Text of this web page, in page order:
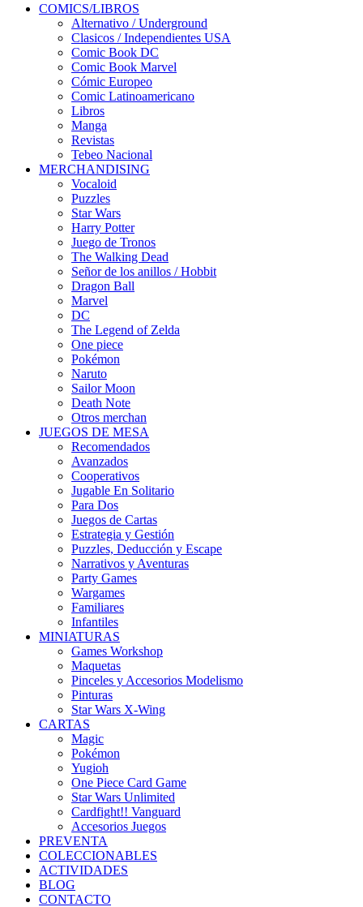
COMICS/LIBROS
Alternativo / Underground
Clasicos / Independientes USA
Comic Book DC
Comic Book Marvel
Cómic Europeo
Comic Latinoamericano
Libros
Manga
Revistas
Tebeo Nacional
MERCHANDISING
Vocaloid
Puzzles
Star Wars
Harry Potter
Juego de Tronos
The Walking Dead
Señor de los anillos / Hobbit
Dragon Ball
Marvel
DC
The Legend of Zelda
One piece
Pokémon
Naruto
Sailor Moon
Death Note
Otros merchan
JUEGOS DE MESA
Recomendados
Avanzados
Cooperativos
Jugable En Solitario
Para Dos
Juegos de Cartas
Estrategia y Gestión
Puzzles, Deducción y Escape
Narrativos y Aventuras
Party Games
Wargames
Familiares
Infantiles
MINIATURAS
Games Workshop
Maquetas
Pinceles y Accesorios Modelismo
Pinturas
Star Wars X-Wing
CARTAS
Magic
Pokémon
Yugioh
One Piece Card Game
Star Wars Unlimited
Cardfight!! Vanguard
Accesorios Juegos
PREVENTA
COLECCIONABLES
ACTIVIDADES
BLOG
CONTACTO